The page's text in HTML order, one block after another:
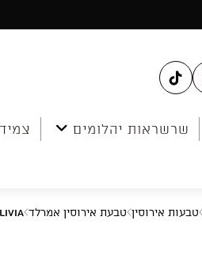
שרשראות יהלומים
טבעות אירוסין טבעת אירוסין אמרלד